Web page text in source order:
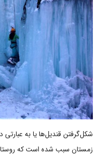
شکل‌گرفتن قندیل‌ها یا به عبارتی
زمستان سبب شده است که